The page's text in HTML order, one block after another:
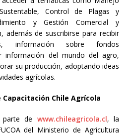
Control de Plagas y
y Gestión Comercial y
además de suscribirse para recibir
información sobre fondos
información del mundo del agro,
su producción, adoptando ideas
agrícolas.
Capacitación Chile Agrícola
parte de www.chileagricola.cl, la
del Ministerio de Agricultura